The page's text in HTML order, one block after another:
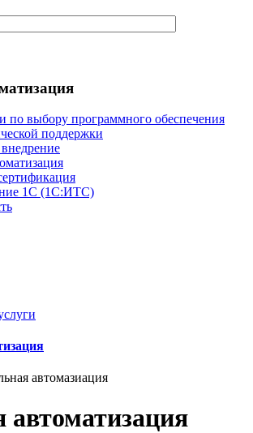
по выбору программного обеспечения
поддержки
1С (1С:ИТС)
автомазиация
автоматизация